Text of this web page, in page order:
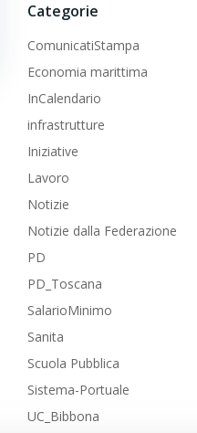
Categorie
ComunicatiStampa
Economia marittima
InCalendario
infrastrutture
Iniziative
Lavoro
Notizie
Notizie dalla Federazione
PD
PD_Toscana
SalarioMinimo
Sanita
Scuola Pubblica
Sistema-Portuale
UC_Bibbona